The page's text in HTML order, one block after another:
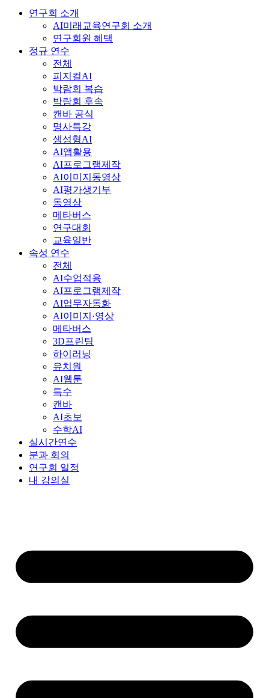
연구회 소개
AI미래교육연구회 소개
연구회원 혜택
정규 연수
전체
피지컬AI
박람회 복습
박람회 후속
캔바 공식
명사특강
생성형AI
AI앱활용
AI프로그램제작
AI이미지동영상
AI평가생기부
동영상
메타버스
연구대회
교육일반
속성 연수
전체
AI수업적용
AI프로그램제작
AI업무자동화
AI이미지·영상
메타버스
3D프린팅
하이러닝
유치원
AI웹툰
특수
캔바
AI초보
수학AI
실시간연수
분과 회의
연구회 일정
내 강의실